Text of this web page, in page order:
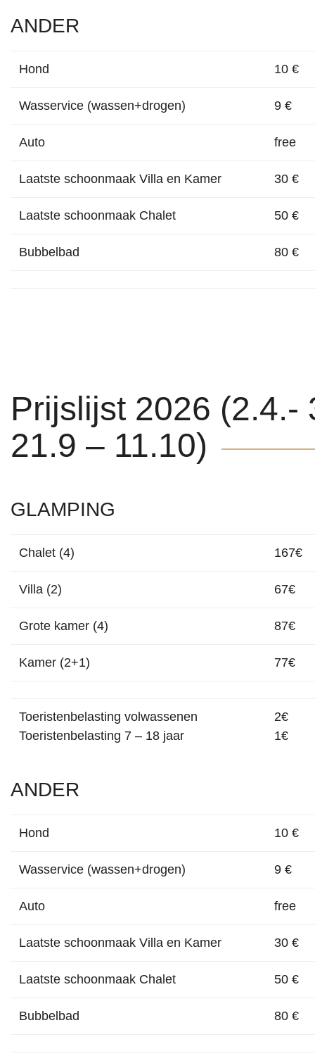
ANDER
Hond 10 €
Wasservice (wassen+drogen) 9 €
Auto free
Laatste schoonmaak Villa en Kamer 30 €
Laatste schoonmaak Chalet 50 €
Bubbelbad 80 €
Prijslijst 2026 (2.4.-
21.9 – 11.10)
GLAMPING
Chalet (4) 167€
Villa (2) 67€
Grote kamer (4) 87€
Kamer (2+1) 77€
Toeristenbelasting volwassenen
Toeristenbelasting 7 – 18 jaar
2€
1€
ANDER
Hond 10 €
Wasservice (wassen+drogen) 9 €
Auto free
Laatste schoonmaak Villa en Kamer 30 €
Laatste schoonmaak Chalet 50 €
Bubbelbad 80 €